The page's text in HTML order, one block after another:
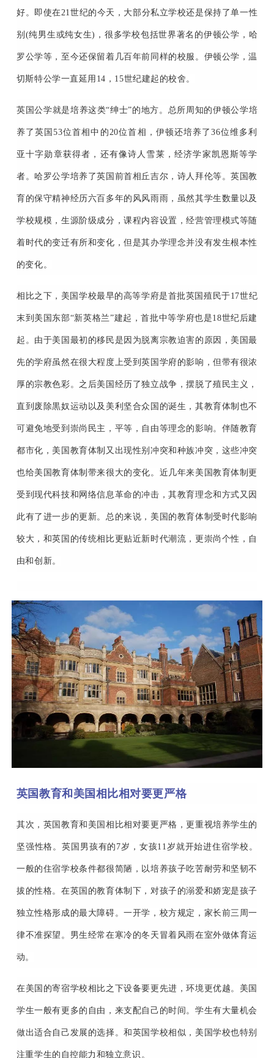
好。即使在21世纪的今天，大部分私立学校还是保持了单一性
别(纯男生或纯女生)，很多学校包括世界著名的伊顿公学，哈
罗公学等，至今还保留着几百年前同样的校服。伊顿公学，温
切斯特公学一直延用14，15世纪建起的校舍。
英国公学就是培养这类“绅士”的地方。总所周知的伊顿公学培
养了英国53位首相中的20位首相，伊顿还培养了36位维多利
亚十字勋章获得者，还有像诗人雪莱，经济学家凯恩斯等学
者。哈罗公学培养了英国前首相丘吉尔，诗人拜伦等。英国教
育的保守精神经历六百多年的风风雨雨，虽然其学生数量以及
学校规模，生源阶级成分，课程内容设置，经营管理模式等随
着时代的变迁有所和变化，但是其办学理念并没有发生根本性
的变化。
相比之下，美国学校最早的高等学府是首批英国殖民于17世纪
末到美国东部“新英格兰”建起，首批中等学府也是18世纪后建
起。由于美国最初的移民是因为脱离宗教迫害的原因，美国最
先的学府虽然在很大程度上受到英国学府的影响，但带有很浓
厚的宗教色彩。之后美国经历了独立战争，摆脱了殖民主义，
直到废除黒奴运动以及美利坚合众国的诞生，其教育体制也不
可避免地受到崇尚民主，平等，自由等理念的影响。伴随教育
都市化，美国教育体制又出现性别冲突和种族冲突，这些冲突
也给美国教育体制带来很大的变化。近几年来美国教育体制更
受到现代科技和网络信息革命的冲击，其教育理念和方式又因
此有了进一步的更新。总的来说，美国的教育体制受时代影响
较大，和英国的传统相比更贴近新时代潮流，更崇尚个性，自
由和创新。
英国教育和美国相比相对要更严格
其次，英国教育和美国相比相对要更严格，更重视培养学生的
坚强性格。英国男孩有的7岁，女孩11岁就开始进住宿学校。
一般的住宿学校条件都很简陋，以培养孩子吃苦耐劳和坚韧不
拔的性格。在英国的教育体制下，对孩子的溺爱和娇宠是孩子
独立性格形成的最大障碍。一开学，校方规定，家长前三周一
律不准探望。男生经常在寒冷的冬天冒着风雨在室外做体育运
动。
在美国的寄宿学校相比之下设备要更先进，环境更优越。美国
学生一般有更多的自由，来支配自己的时间。学生有大量机会
做出适合自己发展的选择。和英国学校相似，美国学校也特别
注重学生的自控能力和独立意识。